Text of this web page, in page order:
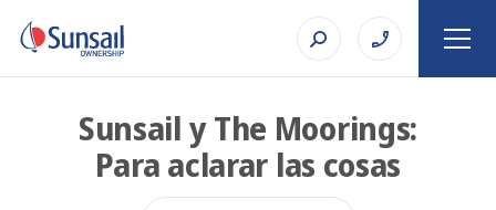
Sunsail y The Moorings:
Para aclarar las cosas